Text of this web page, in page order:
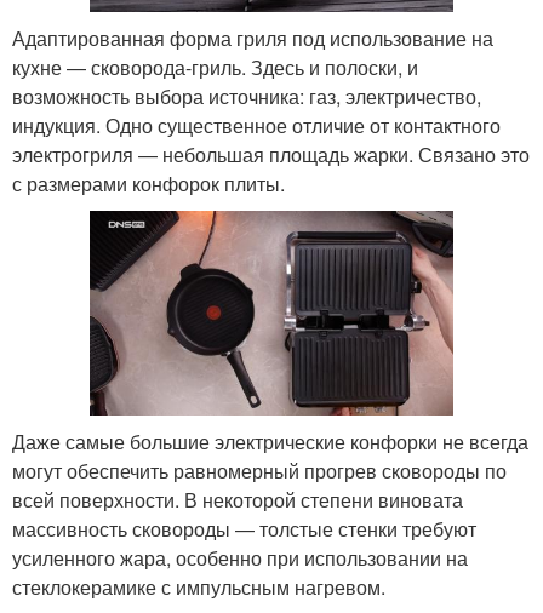
Адаптированная форма гриля под использование на
кухне — сковорода-гриль. Здесь и полоски, и
возможность выбора источника: газ, электричество,
индукция. Одно существенное отличие от контактного
электрогриля — небольшая площадь жарки. Связано это
с размерами конфорок плиты.
Даже самые большие электрические конфорки не всегда
могут обеспечить равномерный прогрев сковороды по
всей поверхности. В некоторой степени виновата
массивность сковороды — толстые стенки требуют
усиленного жара, особенно при использовании на
стеклокерамике с импульсным нагревом.